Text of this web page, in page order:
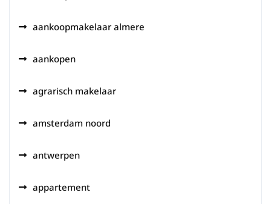
aankoopmakelaar almere
aankopen
agrarisch makelaar
amsterdam noord
antwerpen
appartement